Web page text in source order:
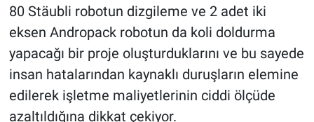
80 Stäubli robotun dizgileme ve 2 adet iki
eksen Andropack robotun da koli doldurma
yapacağı bir proje oluşturduklarını ve bu sayede
insan hatalarından kaynaklı duruşların elemine
edilerek işletme maliyetlerinin ciddi ölçüde
azaltıldığına dikkat çekiyor.